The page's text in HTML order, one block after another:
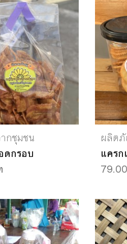
กชุมชน
ดกรอบ
ผลิต
แครก